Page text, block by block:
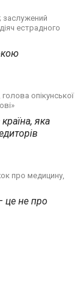
заслужений
естрадного
опікунської
яка
про медицину,
це не про